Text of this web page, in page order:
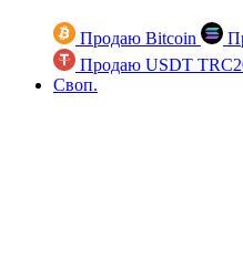
Продаю Bitcoin
Продаю USDT
Своп.